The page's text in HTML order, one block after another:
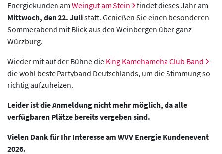
Energiekunden am Weingut am Stein
findet dieses Jahr am
Mittwoch, den 22. Julistatt. Genießen Sie einen besonderen
Sommerabend mit Blick aus den Weinbergen über ganz
Würzburg.
Wieder mit auf der Bühne die King Kamehameha Club Band
–
die wohl beste Partyband Deutschlands, um die Stimmung so
richtig aufzuheizen.
Leider ist die Anmeldung nicht mehr möglich, da alle
verfügbaren Plätze bereits vergeben sind.
Vielen Dank für Ihr Interesse am WVV Energie Kundenevent
2026.